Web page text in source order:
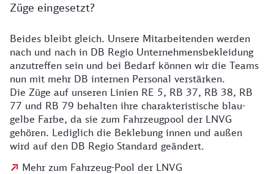
Züge eingesetzt?
Details zu den Mitarbeitenden
Beides bleibt gleich. Unsere Mitarbeitenden werden
nach und nach in DB Regio Unternehmensbekleidung
anzutreffen sein und bei Bedarf können wir die Teams
nun mit mehr DB internen Personal verstärken.
Die Züge auf unseren Linien RE 5, RB 37, RB 38, RB
77 und RB 79 behalten ihre charakteristische blau-
gelbe Farbe, da sie zum Fahrzeugpool der LNVG
gehören. Lediglich die Beklebung innen und außen
wird auf den DB Regio Standard geändert.
Mehr zum Fahrzeug-Pool der LNVG